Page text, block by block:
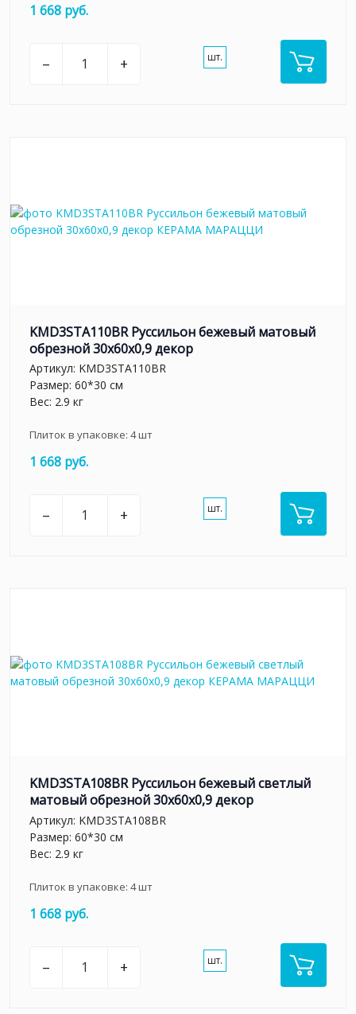
1 668 руб.
– + шт.
KMD3STA110BR Руссильон бежевый матовый
обрезной 30x60x0,9 декор
Артикул: KMD3STA110BR
Размер: 60*30 см
Вес: 2.9 кг
Плиток в упаковке: 4шт
1 668 руб.
– + шт.
KMD3STA108BR Руссильон бежевый светлый
матовый обрезной 30x60x0,9 декор
Артикул: KMD3STA108BR
Размер: 60*30 см
Вес: 2.9 кг
Плиток в упаковке: 4шт
1 668 руб.
– + шт.